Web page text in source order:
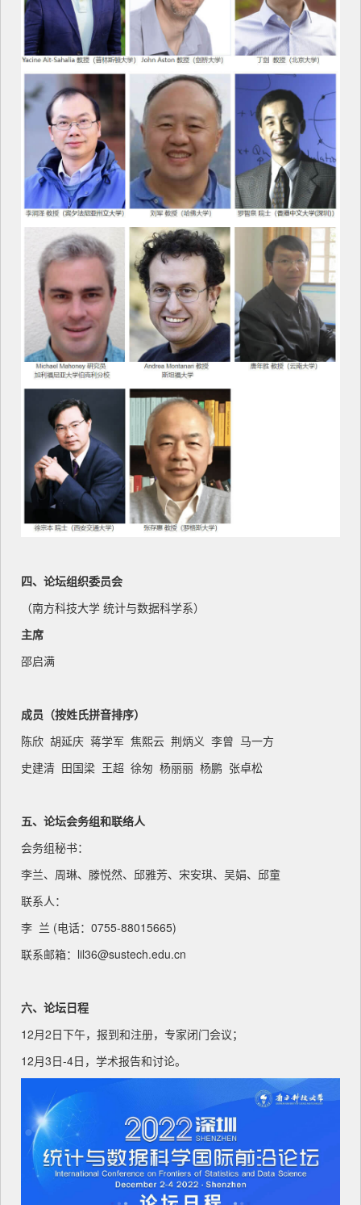
四、论坛组织委员会
（南方科技大学 统计与数据科学系）
主席
邵启满
成员（按姓氏拼音排序）
陈欣 胡延庆 蒋学军 焦熙云 荆炳义 李曾 马一方
史建清 田国梁 王超 徐匆 杨丽丽 杨鹏 张卓松
五、论坛会务组和联络人
会务组秘书：
李兰、周琳、滕悦然、邱雅芳、宋安琪、吴娟、邱童
联系人：
李 兰 (电话：0755-88015665)
联系邮箱：lil36@sustech.edu.cn
六、论坛日程
12月2日下午，报到和注册，专家闭门会议；
12月3日-4日，学术报告和讨论。